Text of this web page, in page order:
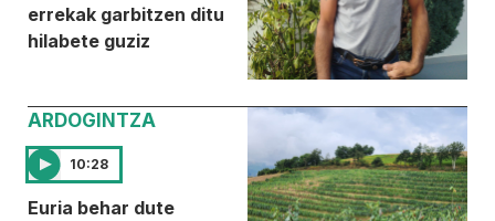
errekak garbitzen ditu
hilabete guziz
ARDOGINTZA
10:28
Euria behar dute